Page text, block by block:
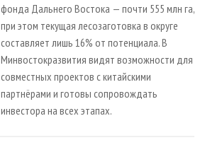
фонда Дальнего Востока — почти 555 млн га,
при этом текущая лесозаготовка в округе
составляет лишь 16% от потенциала. В
Минвостокразвития видят возможности для
совместных проектов с китайскими
партнёрами и готовы сопровождать
инвестора на всех этапах.